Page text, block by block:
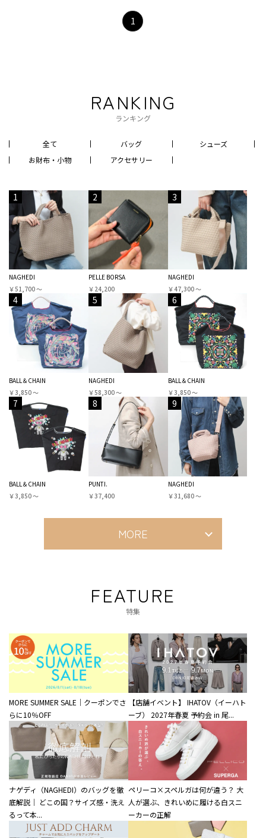
1
RANKING
ランキング
全て バッグ
シューズ
お財布・小物
アクセサリー
1
NAGHEDI
￥51,700 〜
2
PELLE BORSA
￥24,200
3
NAGHEDI
￥47,300 〜
4
BALL＆CHAIN
￥3,850 〜
5
NAGHEDI
￥58,300 〜
6
BALL＆CHAIN
￥3,850 〜
7
BALL＆CHAIN
￥3,850 〜
8
PUNTI.
￥37,400
9
NAGHEDI
￥31,680 〜
MORE
FEATURE
特集
MORE SUMMER SALE｜クーポンでさ
らに10％OFF
【店舗イベント】 IHATOV（イーハト
ーブ） 2027年春夏 予約会 in 尾...
ナゲディ（NAGHEDI）のバッグを徹
底解説｜ どこの国？サイズ感・洗え
るって本...
ペリーコ×スペルガは何が違う？ 大
人が選ぶ、きれいめに履ける白スニ
ーカーの正解